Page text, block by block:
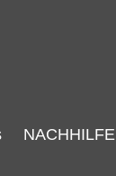
NACHHILFE